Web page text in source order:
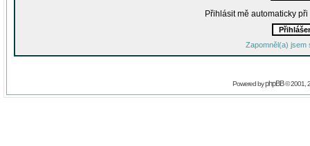
Přihlásit mě automaticky
Zapomněl(a) jsem
Powered byphpBB© 2001,